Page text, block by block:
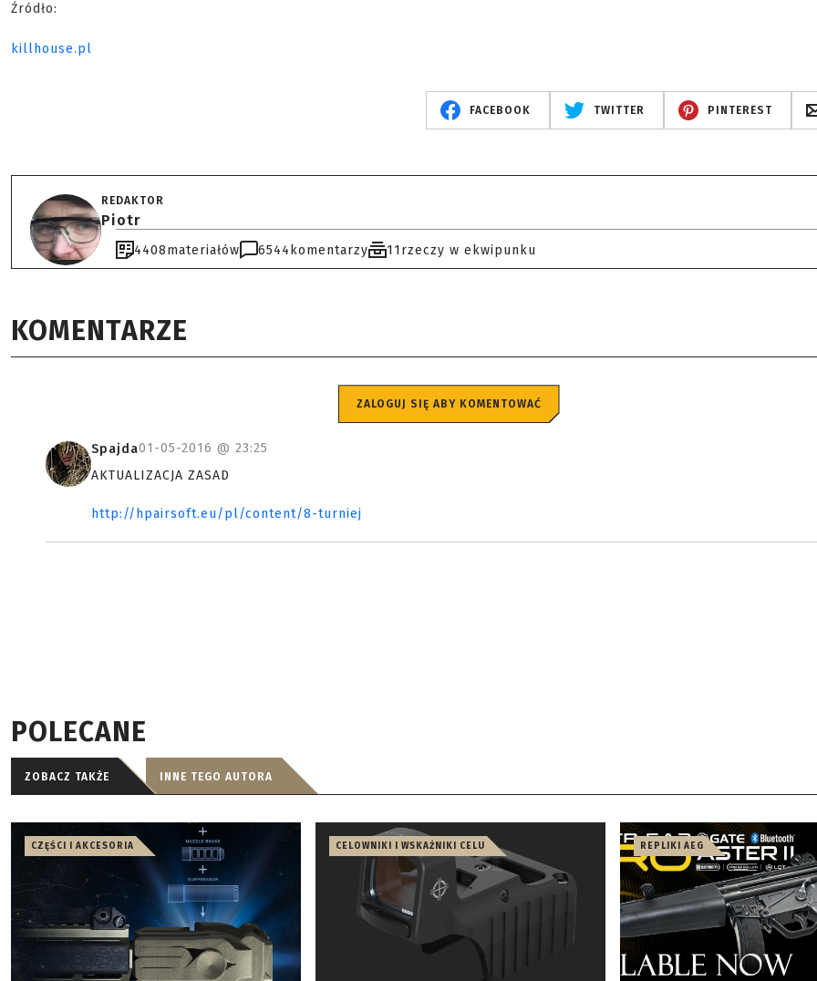
Źródło:
killhouse.pl
FACEBOOK TWITTER PINTEREST
REDAKTOR
Piotr
4408materiałów 6544 komentarzy 11rzeczy w ekwipunku
KOMENTARZE
ZALOGUJ SIĘ ABY KOMENTOWAĆ
Spajda01-05-2016 @ 23:25
AKTUALIZACJA ZASAD
http://hpairsoft.eu/pl/content/8-turniej
POLECANE
ZOBACZ TAKŻE INNE TEGO AUTORA
CZĘŚCI I AKCESORIA CELOWNIKI I WSKAŹNIKI CELU REPLIKI AEG